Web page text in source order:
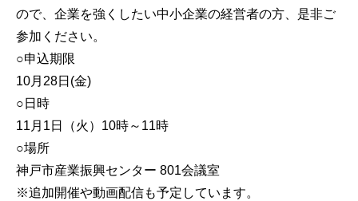
ので、企業を強くしたい中小企業の経営者の方、是非ご
参加ください。
○申込期限
10月28日(金)
○日時
11月1日（火）10時～11時
○場所
神戸市産業振興センター 801会議室
※追加開催や動画配信も予定しています。